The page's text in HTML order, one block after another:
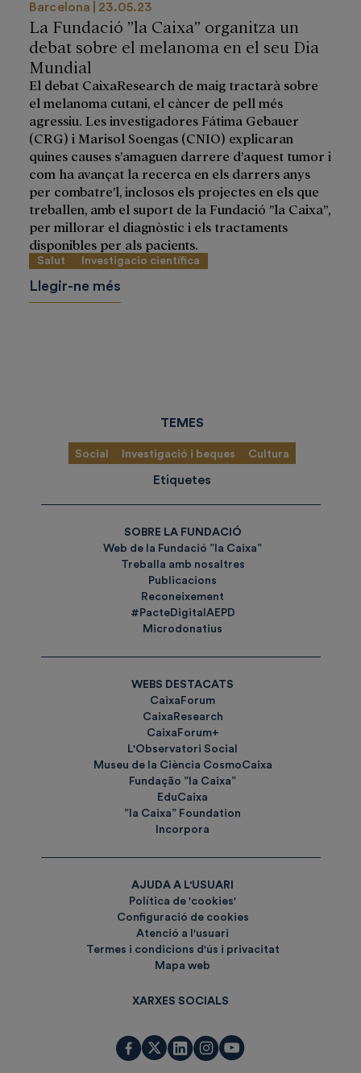
Barcelona 23.05.23
La Fundació ”la Caixa” organitza un
debat sobre el melanoma en el seu Dia
Mundial
El debat CaixaResearch de maig tractarà sobre
el melanoma cutani, el càncer de pell més
agressiu. Les investigadores Fátima Gebauer
(CRG) i Marisol Soengas (CNIO) explicaran
quines causes s’amaguen darrere d’aquest tumor i
com ha avançat la recerca en els darrers anys
per combatre’l, inclosos els projectes en els que
treballen, amb el suport de la Fundació ”la Caixa”,
per millorar el diagnòstic i els tractaments
disponibles per als pacients.
Salut Investigacio científica
Llegir-ne més
TEMES
Social Investigació i beques Cultura
Etiquetes
SOBRE LA FUNDACIÓ
Web de la Fundació ”la Caixa”
Treballa amb nosaltres
Publicacions
Reconeixement
#PacteDigitalAEPD
Microdonatius
WEBS DESTACATS
CaixaForum
CaixaResearch
CaixaForum+
L'Observatori Social
Museu de la Ciència CosmoCaixa
Fundação ”la Caixa”
EduCaixa
”la Caixa” Foundation
Incorpora
AJUDA A L'USUARI
Política de 'cookies'
Configuració de cookies
Atenció a l'usuari
Termes i condicions d'ús i privacitat
Mapa web
XARXES SOCIALS